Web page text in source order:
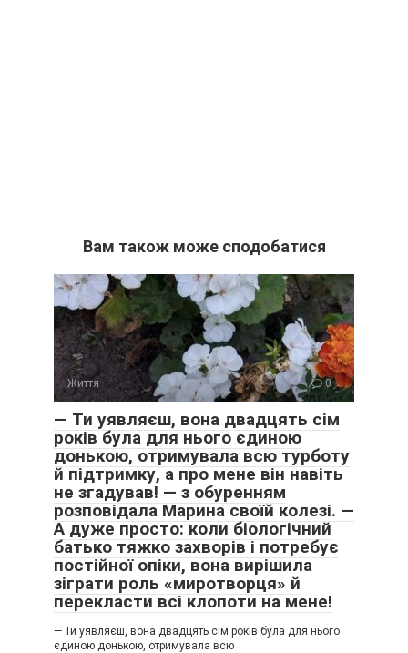
Вам також може сподобатися
Життя 0
— Ти уявляєш, вона двадцять сім
років була для нього єдиною
донькою, отримувала всю турботу
й підтримку, а про мене він навіть
не згадував! — з обуренням
розповідала Марина своїй колезі. —
А дуже просто: коли біологічний
батько тяжко захворів і потребує
постійної опіки, вона вирішила
зіграти роль «миротворця» й
перекласти всі клопоти на мене!
— Ти уявляєш, вона двадцять сім років була для нього
єдиною донькою, отримувала всю